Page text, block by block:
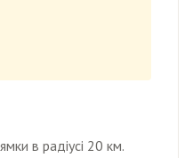
в радіусі 20 км.